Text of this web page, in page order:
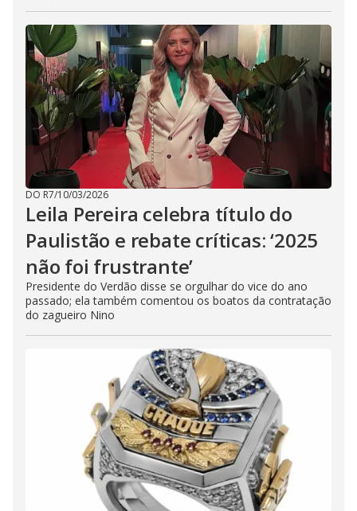
DO R7/10/03/2026
Leila Pereira celebra título do
Paulistão e rebate críticas: ‘2025
não foi frustrante’
Presidente do Verdão disse se orgulhar do vice do ano
passado; ela também comentou os boatos da contratação
do zagueiro Nino